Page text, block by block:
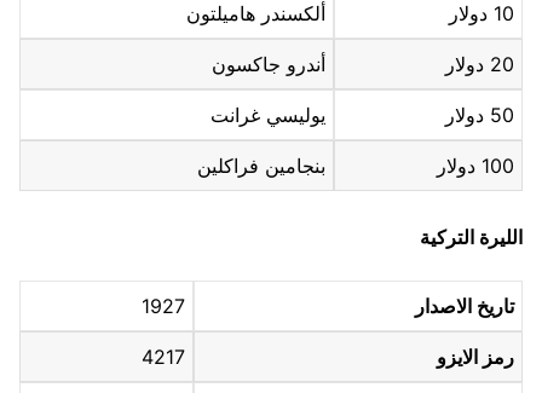
10 دولار ألكسندر هاميلتون
20 دولار أندرو جاكسون
50 دولار يوليسي غرانت
100 دولار بنجامين فراكلين
الليرة التركية
تاريخ الاصدار 1927
رمز الايزو 4217